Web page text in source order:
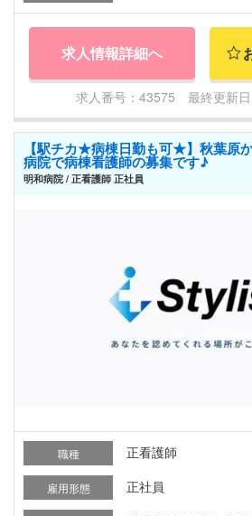
求人情報詳細へ
求人番号：43575 最終更新
【駅チカ★病棟日勤も可★】秋葉原
病院で病棟看護師の募集です♪
明和病院 / 正看護師 正社員
職種 正看護師
雇用形態 正社員